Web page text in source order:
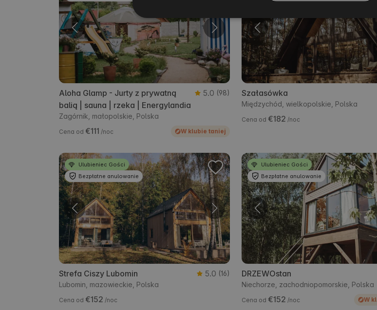
Aloha Glamp - Jurty z prywatną
balią | sauna | rzeka | Energylandia
5.0 (98)
Zagórnik, małopolskie, Polska
Cena od €111 /noc W klubie taniej
Szałasówka
Międzychód, wielkopolskie, Polska
Cena od €182 /noc
Ulubieniec Gości
Bezpłatne anulowanie
Strefa Ciszy Lubomin 5.0 (16)
Lubomin, mazowieckie, Polska
Cena od €152 /noc
Ulubieniec Gości
Bezpłatne anulowanie
DRZEWOstan
Niechorze, zachodniopomorskie, Polska
Cena od €152 /noc W